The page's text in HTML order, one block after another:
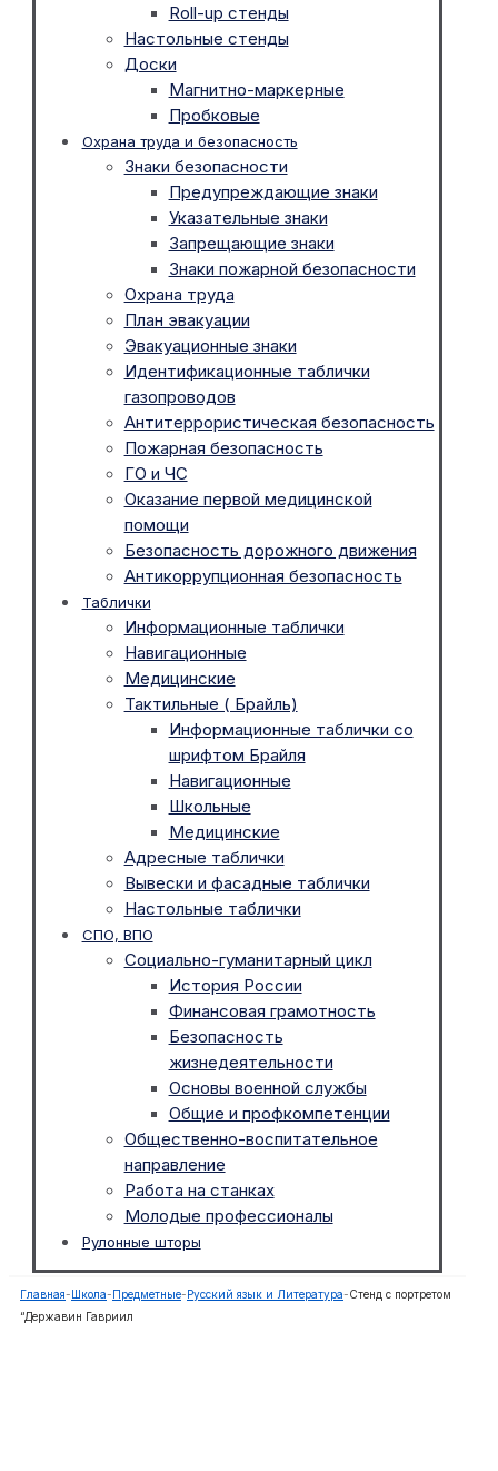
Roll-up стенды
Настольные стенды
Доски
Магнитно-маркерные
Пробковые
Охрана труда и безопасность
Знаки безопасности
Предупреждающие знаки
Указательные знаки
Запрещающие знаки
Знаки пожарной безопасности
Охрана труда
План эвакуации
Эвакуационные знаки
Идентификационные таблички
газопроводов
Антитеррористическая безопасность
Пожарная безопасность
ГО и ЧС
Оказание первой медицинской
помощи
Безопасность дорожного движения
Антикоррупционная безопасность
Таблички
Информационные таблички
Навигационные
Медицинские
Тактильные ( Брайль)
Информационные таблички со
шрифтом Брайля
Навигационные
Школьные
Медицинские
Адресные таблички
Вывески и фасадные таблички
Настольные таблички
СПО, ВПО
Социально-гуманитарный цикл
История России
Финансовая грамотность
Безопасность
жизнедеятельности
Основы военной службы
Общие и профкомпетенции
Общественно-воспитательное
направление
Работа на станках
Молодые профессионалы
Рулонные шторы
Главная- Школа- Предметные-Русский язык и Литература-Стенд с портретом
“Державин Гавриил